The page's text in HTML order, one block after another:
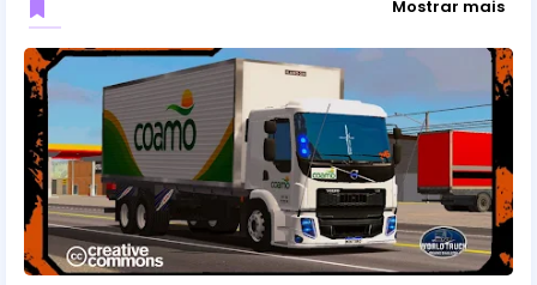
Mostrar mais